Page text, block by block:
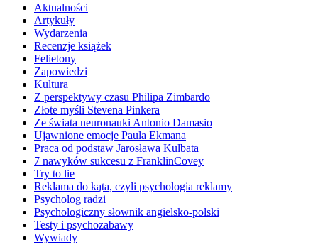
Aktualności
Artykuły
Wydarzenia
Recenzje książek
Felietony
Zapowiedzi
Kultura
Z perspektywy czasu Philipa Zimbardo
Złote myśli Stevena Pinkera
Ze świata neuronauki Antonio Damasio
Ujawnione emocje Paula Ekmana
Praca od podstaw Jarosława Kulbata
7 nawyków sukcesu z FranklinCovey
Try to lie
Reklama do kąta, czyli psychologia reklamy
Psycholog radzi
Psychologiczny słownik angielsko-polski
Testy i psychozabawy
Wywiady